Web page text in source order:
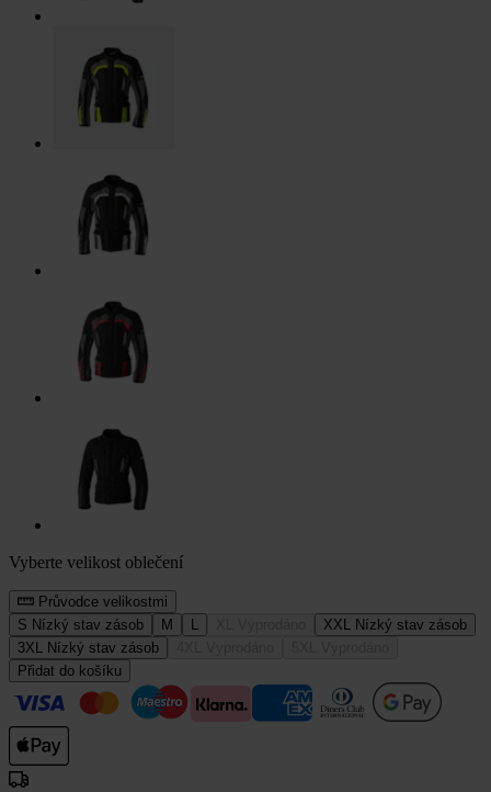
Vyberte velikost oblečení
Průvodce velikostmi
S Nízký stav zásob M L XXL Nízký stav zásob
3XL Nízký stav zásob
Přidat do košíku